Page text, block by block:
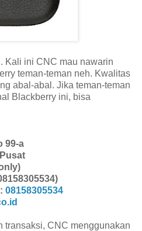
Kali ini CNC mau nawarin
teman-teman neh. Kwalitas
abal-abal. Jika teman-teman
Blackberry ini, bisa
99-a
08158305534
transaksi, CNC menggunakan